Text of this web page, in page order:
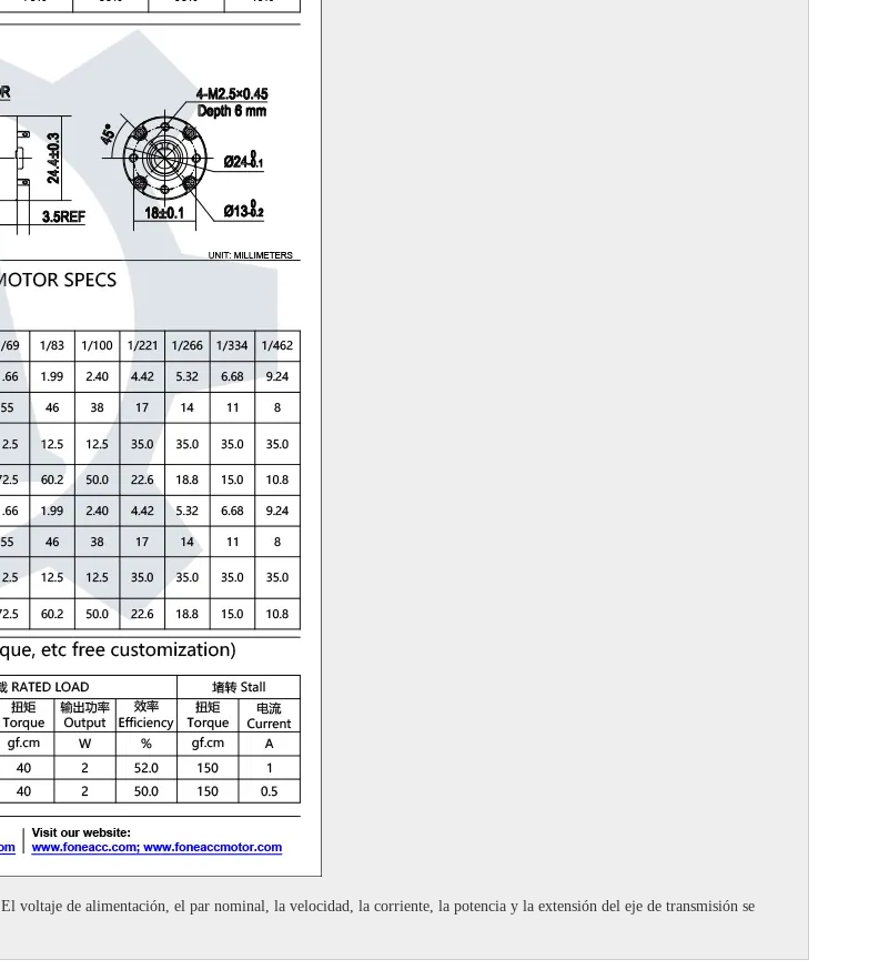
El voltaje de alimentación, el par nominal, la velocidad, la corriente, la potencia y la extensión del eje de transmisión se